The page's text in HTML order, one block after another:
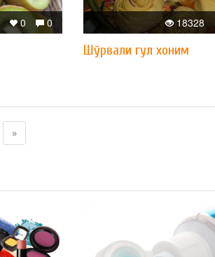
0
0 18328
Шўрвали гул хоним
»